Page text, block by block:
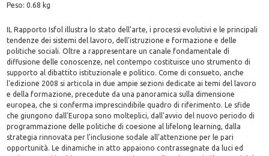
Peso: 0.68 kg
IL Rapporto Isfol illustra lo stato dell'arte, i processi evolutivi e le principali
tendenze dei sistemi del lavoro, dell'istruzione e formazione e delle
politiche sociali. Oltre a rappresentare un canale fondamentale dì
diffusione delle conoscenze, nel contempo costituisce uno strumento di
supporto al dibattito istituzionale e politico. Come di consueto, anche
l'edizione 2008 si articola in due ampie sezioni dedicate ai temi del lavoro
e della formazione, precedute da una panoramica sulla dimensione
europea, che si conferma imprescindibile quadro di riferimento. Le sfide
che giungono dall'Europa sono molteplici, dall'avvio del nuovo periodo di
programmazione delle politiche di coesione al lifelong learning, dalla
strategia rinnovata per l'inclusione sodale all'attenzione per le pari
opportunità. Le dinamiche in atto appaiono contrassegnate da luci ed